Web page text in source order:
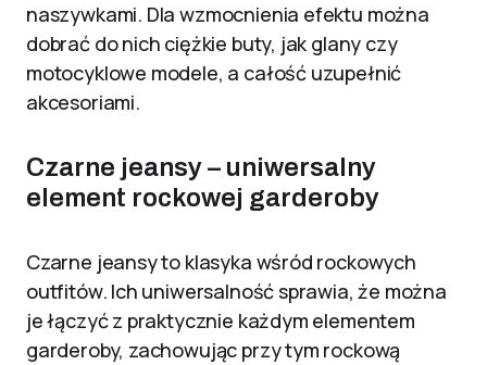
naszywkami. Dla wzmocnienia efektu można
dobrać do nich ciężkie buty, jak glany czy
motocyklowe modele, a całość uzupełnić
akcesoriami.
Czarne jeansy – uniwersalny
element rockowej garderoby
Czarne jeansy to klasyka wśród rockowych
outfitów. Ich uniwersalność sprawia, że można
je łączyć z praktycznie każdym elementem
garderoby, zachowując przy tym rockową